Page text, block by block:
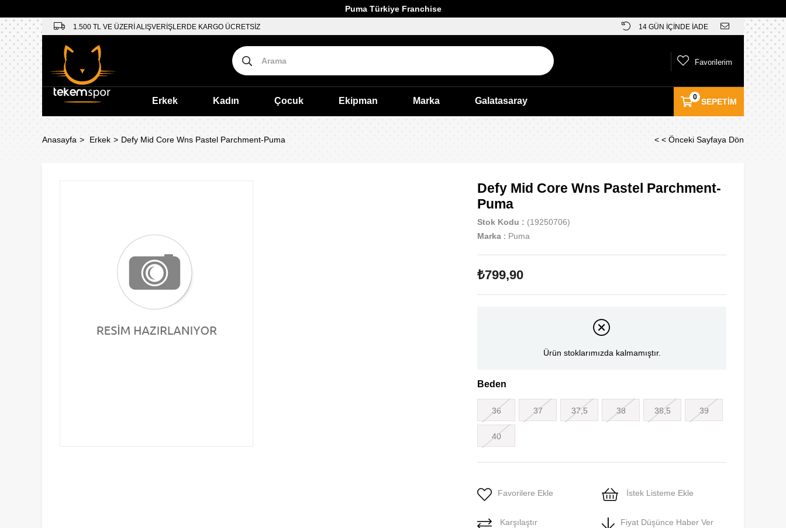
Puma Türkiye Franchise
1.500 TL VE ÜZERİ ALIŞVERİŞLERDE KARGO ÜCRETSİZ 14 GÜN İÇİNDE İADE
SEPETIM
0
Favorilerim
Erkek Kadın Çocuk Ekipman Marka Galatasaray
Anasayfa Erkek Defy Mid Core Wns Pastel Parchment-Puma < < Önceki Sayfaya Dön
Defy Mid Core Wns Pastel Parchment-
Puma
Stok Kodu
(19250706)
Marka : Puma
₺799,90
Ürün stoklarımızda kalmamıştır.
Beden
36 37 37,5 38 38,5 39
40
Favorilere Ekle İstek Listeme Ekle
Karşılaştır Fiyat Düşünce Haber Ver